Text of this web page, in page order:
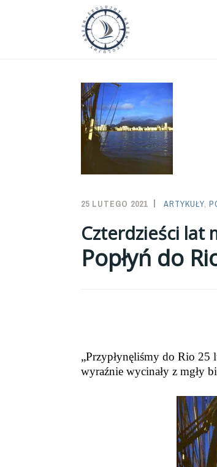
25 LUTEGO 2021
SAILOR-
ARTYKUŁY,
Czterdzieści lat
Popłyń do
„Przypłynęliśmy do Rio 25
wyraźnie wycinały z mgły